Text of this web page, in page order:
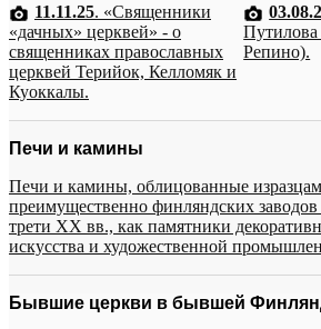
11.11.25. «Священники
«дачных» церквей» - о
священниках православных
церквей Терийок, Келломяк и
Куоккалы.
Путилова
Репино).
Печи и камины
Печи и камины, облицованные
преимущественно финляндских
трети XX вв., как памятники
искусства и художественной
Бывшие церкви в бывшей